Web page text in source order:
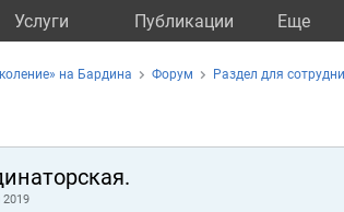
Услуги Публикации Eще
на Бардина Форум Раздел для
2019